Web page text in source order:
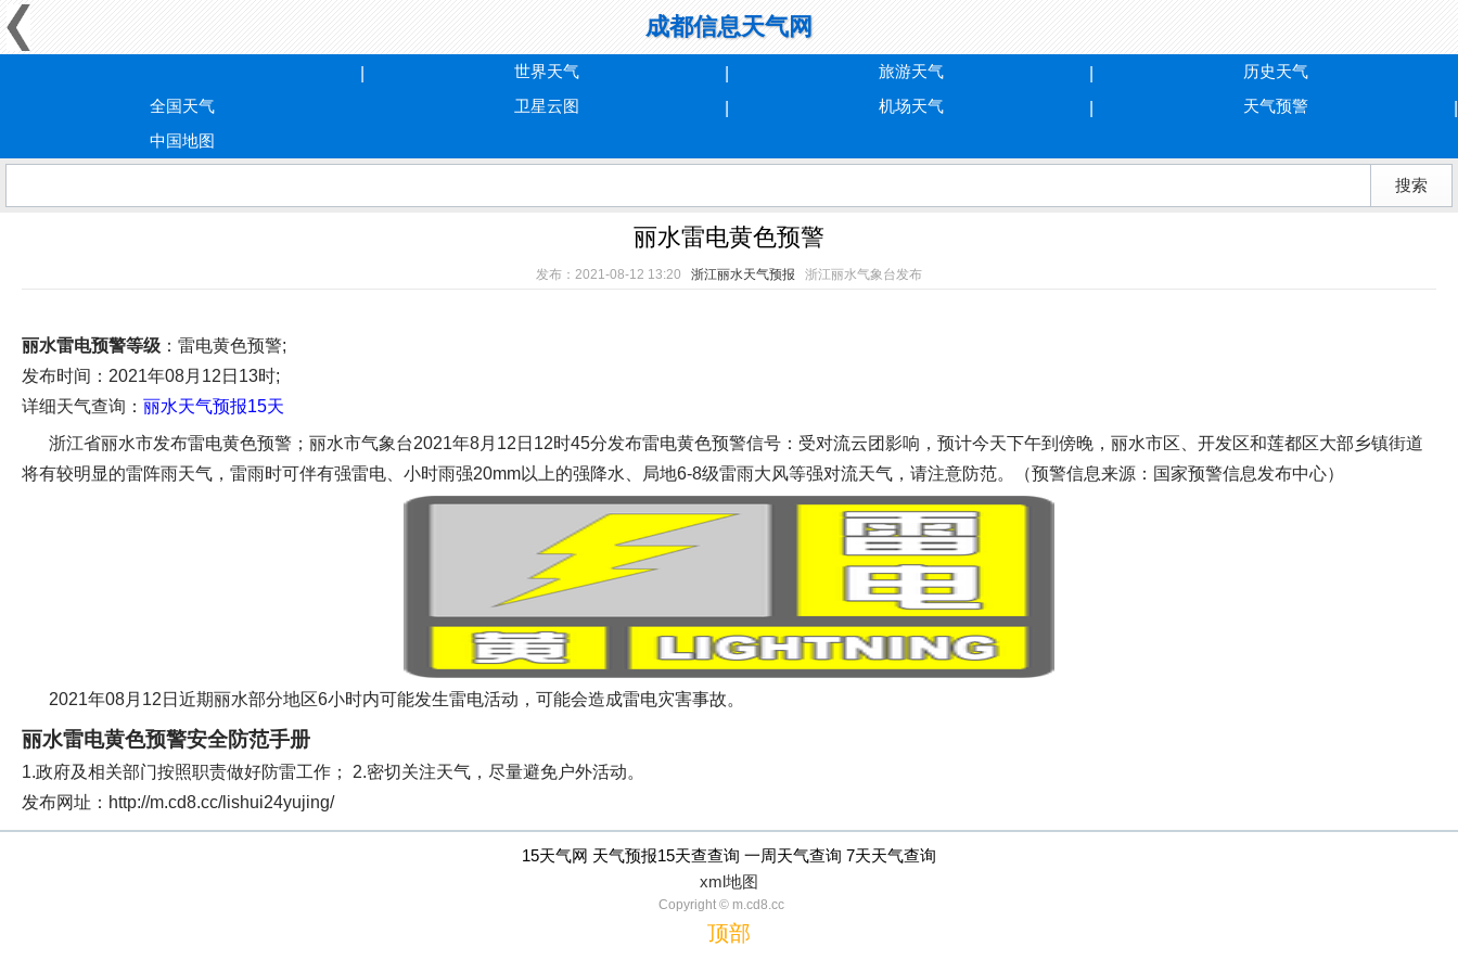
成都信息天气网
全国天气
世界天气 旅游天气
历史天气
卫星云图
机场天气
天气预警
中国地图
丽水雷电黄色预警
发布：2021-08-12 13:20 浙江丽水天气预报 浙江丽水气象台发布
丽水雷电预警等级 ：雷电黄色预警;
发布时间 ：2021年08月12日13时;
详细天气查询：丽水天气预报15天
浙江省丽水市发布雷电黄色预警；丽水市气象台2021年8月12日12时45分发布雷电黄色预警信号：受对流云团影响，预计今天下午到傍晚，丽水市区、开发区和莲都区大部乡镇街道
将有较明显的雷阵雨天气，雷雨时可伴有强雷电、小时雨强20mm以上的强降水、局地6-8级雷雨大风等强对流天气，请注意防范。（预警信息来源：国家预警信息发布中心）
2021年08月12日近期丽水部分地区6小时内可能发生雷电活动，可能会造成雷电灾害事故。
丽水雷电黄色预警安全防范手册
1.政府及相关部门按照职责做好防雷工作； 2.密切关注天气，尽量避免户外活动。
发布网址：http://m.cd8.cc/lishui24yujing/
15天气网 天气预报15天查查询 一周天气查询 7天天气查询
xml地图
Copyright © m.cd8.cc
顶部